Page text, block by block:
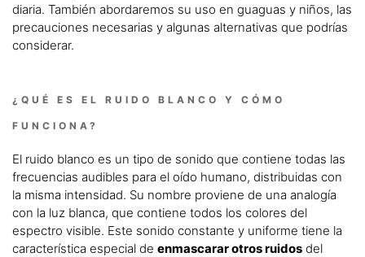
diaria. También abordaremos su uso en guaguas y niños, las
precauciones necesarias y algunas alternativas que podrías
considerar.
¿QUÉ ES EL RUIDO BLANCO Y CÓMO
FUNCIONA?
El ruido blanco es un tipo de sonido que contiene todas las
frecuencias audibles para el oído humano, distribuidas con
la misma intensidad. Su nombre proviene de una analogía
con la luz blanca, que contiene todos los colores del
espectro visible. Este sonido constante y uniforme tiene la
característica especial de enmascarar otros ruidos del